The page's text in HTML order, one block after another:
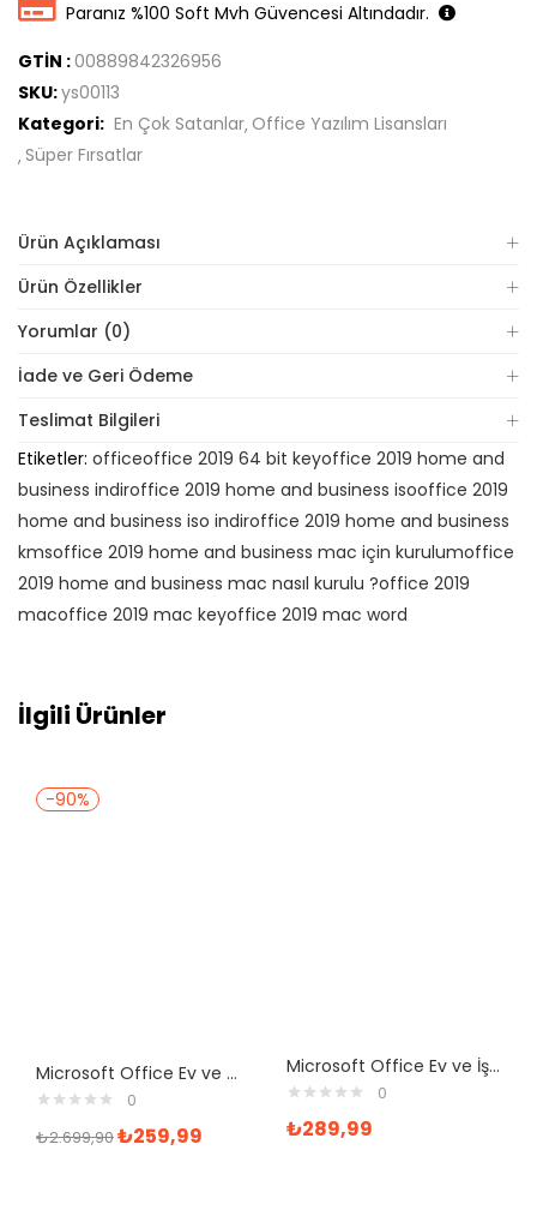
Paranız %100 Soft Mvh Güvencesi Altındadır.
GTİN :00889842326956
SKU:ys00113
Kategori: En Çok Satanlar Office Yazılım Lisansları
Süper Fırsatlar
Ürün Açıklaması
Ürün Özellikler
Yorumlar (0)
İade ve Geri Ödeme
Teslimat Bilgileri
Etiketler: officeoffice 2019 64 bit keyoffice 2019 home and
business indiroffice 2019 home and business isooffice 2019
home and business iso indiroffice 2019 home and business
kmsoffice 2019 home and business mac için kurulumoffice
2019 home and business mac nasıl kurulu ?office 2019
macoffice 2019 mac keyoffice 2019 mac word
İlgili Ürünler
-90%
Microsoft Office Ev ve Öğrenci 2019 Türkçe Lisans
0
₺2.699,90₺259,99
Microsoft Office Ev ve İş 2019 Elektronik Lisans
0
₺289,99